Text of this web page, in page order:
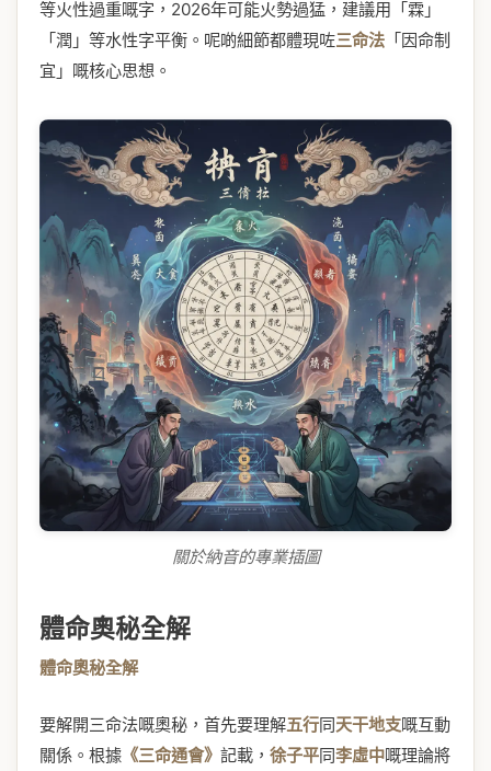
等火性過重嘅字，2026年可能火勢過猛，建議用「霖」
「潤」等水性字平衡。呢啲細節都體現咗三命法 「因命制
宜」嘅核心思想。
關於納音的專業插圖
體命奧秘全解
體命奧秘全解
要解開三命法嘅奧秘，首先要理解五行同天干地支嘅互動
關係。根據 《三命通會》 記載， 徐子平同李虛中嘅理論將